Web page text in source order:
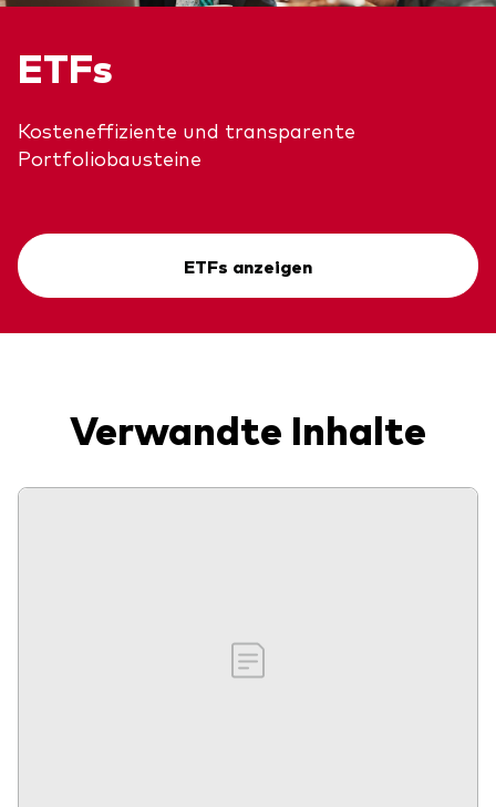
ETFs
Kosteneffiziente und transparente
Portfoliobausteine
ETFs anzeigen
Verwandte Inhalte